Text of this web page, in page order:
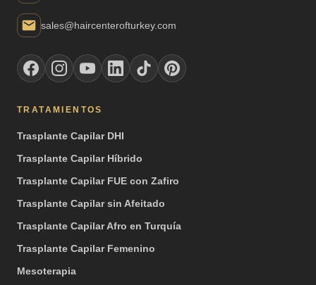
sales@haircenterofturkey.com
TRATAMIENTOS
Trasplante Capilar DHI
Trasplante Capilar Híbrido
Trasplante Capilar FUE con Zafiro
Trasplante Capilar sin Afeitado
Trasplante Capilar Afro en Turquía
Trasplante Capilar Femenino
Mesoterapia